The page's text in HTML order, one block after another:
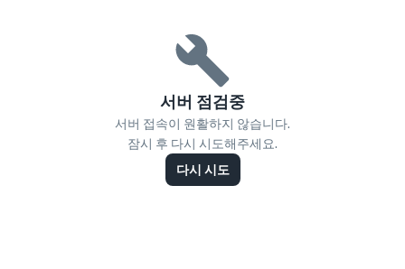
서버 점검중
서버 접속이 원활하지 않습니다.
잠시 후 다시 시도해주세요.
다시 시도